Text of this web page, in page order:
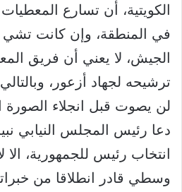
الكويتية، أن تسارع المعطيات
في المنطقة، وإن كانت تشي
الجيش، لا يعني أن فريق
ترشيحه لجهاد أزعور،
لن يصوت قبل انجلاء الصورة
دعا رئيس المجلس النيابي
انتخاب رئيس للجمهورية،
وسطي قادر انطلاقا من